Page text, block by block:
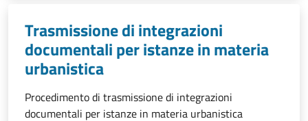
Trasmissione di integrazioni
documentali per istanze in materia
urbanistica
Procedimento di trasmissione di integrazioni
documentali per istanze in materia urbanistica